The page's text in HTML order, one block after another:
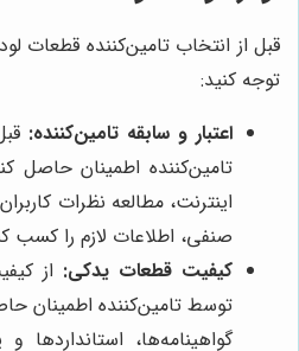
قبل از انتخاب تامین‌کننده قطعات
توجه کنید:
اعتبار و سابقه تامین‌کننده:
تامین‌کننده اطمینان حاصل
اینترنت، مطالعه نظرات
صنفی، اطلاعات لازم را کسب
کیفیت قطعات یدکی: از
توسط تامین‌کننده اطمینان
گواهینامه‌ها،